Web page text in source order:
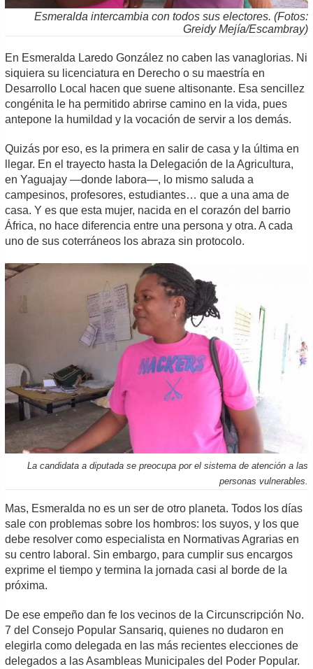
Esmeralda intercambia con todos sus electores. (Fotos:
Greidy Mejía/Escambray)
En Esmeralda Laredo González no caben las vanaglorias. Ni
siquiera su licenciatura en Derecho o su maestría en
Desarrollo Local hacen que suene altisonante. Esa sencillez
congénita le ha permitido abrirse camino en la vida, pues
antepone la humildad y la vocación de servir a los demás.
Quizás por eso, es la primera en salir de casa y la última en
llegar. En el trayecto hasta la Delegación de la Agricultura,
en Yaguajay —donde labora—, lo mismo saluda a
campesinos, profesores, estudiantes… que a una ama de
casa. Y es que esta mujer, nacida en el corazón del barrio
África, no hace diferencia entre una persona y otra. A cada
uno de sus coterráneos los abraza sin protocolo.
La candidata a diputada se preocupa por el sistema de atención a las
personas vulnerables.
Mas, Esmeralda no es un ser de otro planeta. Todos los días
sale con problemas sobre los hombros: los suyos, y los que
debe resolver como especialista en Normativas Agrarias en
su centro laboral. Sin embargo, para cumplir sus encargos
exprime el tiempo y termina la jornada casi al borde de la
próxima.
De ese empeño dan fe los vecinos de la Circunscripción No.
7 del Consejo Popular Sansariq, quienes no dudaron en
elegirla como delegada en las más recientes elecciones de
delegados a las Asambleas Municipales del Poder Popular.